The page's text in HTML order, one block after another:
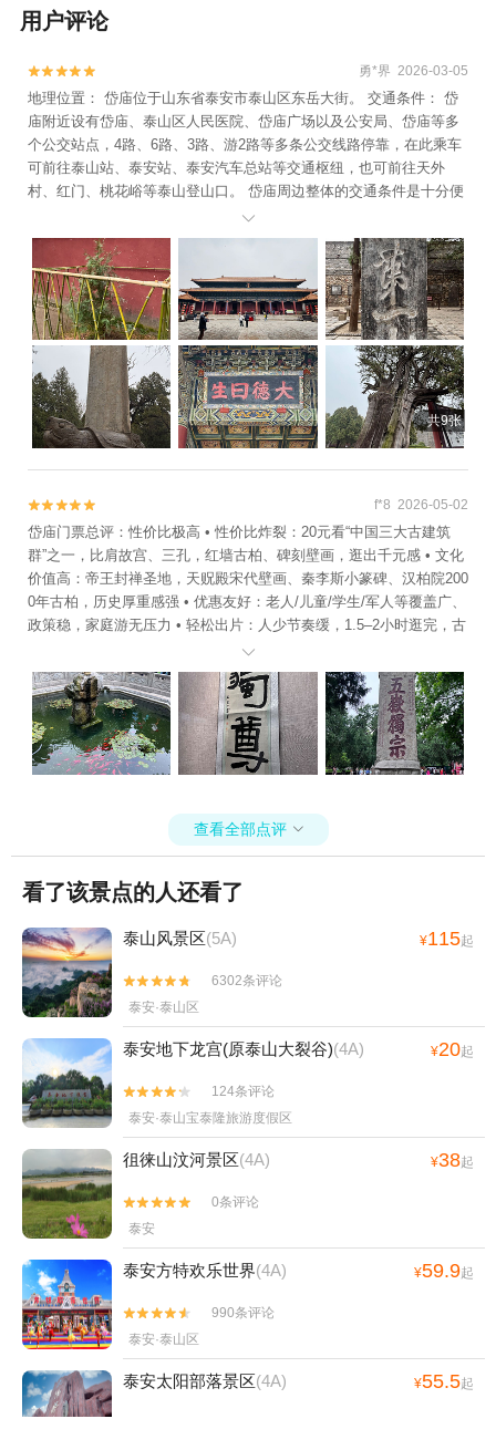
用户评论

 勇*界 2026-03-05
地理位置： 岱庙位于山东省泰安市泰山区东岳大街。 交通条件： 岱
庙附近设有岱庙、泰山区人民医院、岱庙广场以及公安局、岱庙等多
个公交站点，4路、6路、3路、游2路等多条公交线路停靠，在此乘车
可前往泰山站、泰安站、泰安汽车总站等交通枢纽，也可前往天外
村、红门、桃花峪等泰山登山口。 岱庙周边整体的交通条件是十分便
利的，方便来泰安旅游的朋友前往市内的各个区域。 景区简介： 岱庙
又称东岳庙、泰庙，是古代帝王奉祀泰山神，举行祭祀大典的重要场
所。 岱庙历史悠久，始建于秦汉，扩建于唐宋，历朝历代都有所修
葺，最终形成了如今的规模。 岱庙按照帝王宫城形制营建，城墙高
筑，殿宇轩昂，尽显磅礴大气。城墙四角设有角楼，按八卦方位依次
为：西北乾楼、西南坤楼、东南巽楼、东北艮楼。岱庙整体布局，遵
循中轴对称，前殿后寝的古制。中轴线上依次分布有正阳门、配天
门、仁安门、天贶殿等建筑，其中天贶殿是岱庙的核心建筑，为重檐
庑殿顶，雕梁画栋，斗拱繁复，与故宫太和殿、孔庙大成殿，并称为
中国三大殿。殿内还保存有宋代道教壁画——泰山神启跸回銮图，艺
术文化价值极高。中轴线两侧分布有配殿、钟鼓楼、铁塔铜亭等建
筑，与中轴线建筑遥相呼应，共同组成了一处庞大的古建筑群。 岱庙
移种有“汉柏连理”柏的幼苗，延续古木优质的生物基因和厚重的文化血
脉，是十分有意义的。 岱庙之内，碑刻林立。庙内现存历代碑刻300
余通，俨然一座碑林博物馆，有中国现存最早的刻石——秦李斯小篆
碑；有体现汉隶风格的“张迁碑”、“衡方碑”；有形制特异的唐“双束
碑”等。每一块石碑都诉说着曾经的故事，大家可触摸碑面文字，感受
那厚重的历史。 上世纪八十年代，岱庙获评为“世界自然文化双遗
产”和全国重点文物保护单位。凭借厚重的历史底蕴和独特的人文价
值，岱庙自此享誉海内外，每年慕名而来的游客络绎不绝。 若你热爱
古建筑与历史文化，那岱庙将为你呈现一场独一无二的文化盛宴。 注
意： 1、景区面向老人、学生、教师等群体，有相应的门票优惠政
策，大家要携带好身份证及相关证件。 2、岱庙内碑刻林立、古木参
了解岱庙的历史文化，可请专业导游进行讲解。 3、岱庙占地面积广
阔，建筑群沿中轴线左右分布，大家要沿顺序参观，不要错过任何一
场，车位充足，大家要有序停放。 5、岱庙是“世界自然文化双遗产”和
要遵守景区规定，注意自己的言谈举止，共同维护我们的文化遗产。
6、岱庙为方便游客了解文物，设置有简介标识。在重点文物旁，简介
内容标注有中、英、日、韩多国语言，方便中外游客了解文物历史，
是十分贴心的。 7、大家想要走进天贶殿，需购买鞋套。 8、岱庙内
碑刻数目巨大，品类繁多，可组织碑刻临摹活动，吸引书法艺术爱好
者前来研学交流，感受传统文化的魅力。 9、岱庙内藏着平替版“五岳
独尊”，若大家没能看到泰山山顶的“五岳独尊”，也可以来这里打卡。

共9张

 f*8 2026-05-02
岱庙门票总评：性价比极高 • 性价比炸裂：20元看“中国三大古建筑
群”之一，比肩故宫、三孔，红墙古柏、碑刻壁画，逛出千元感 • 文化
价值高：帝王封禅圣地，天贶殿宋代壁画、秦李斯小篆碑、汉柏院200
0年古柏，历史厚重感强 • 优惠友好：老人/儿童/学生/军人等覆盖广、
政策稳，家庭游无压力 • 轻松出片：人少节奏缓，1.5–2小时逛完，古
风拍照佳地 • 与泰山分离：原含在泰山票内，现单独20元，部分游客
觉得“额外支出” • 讲解另收费：人工导览约160元/次，电子导览20–30
元，无免费讲解 • 部分时段人多：节假日/周末团队集中，早8点入园
体验更好 20元门票=皇家古建+千年文脉+拍照圣地，优惠政策给力，
90%游客认为物超所值，来泰安必逛

查看全部点评 
看了该景点的人还看了
泰山风景区(5A) ¥115起


6302条评论
泰安·泰山区
泰安地下龙宫(原泰山大裂谷)(4A) ¥20起


124条评论
泰安·泰山宝泰隆旅游度假区
徂徕山汶河景区(4A) ¥38起


0条评论
泰安
泰安方特欢乐世界(4A) ¥59.9起


990条评论
泰安·泰山区
泰安太阳部落景区(4A) ¥55.5起